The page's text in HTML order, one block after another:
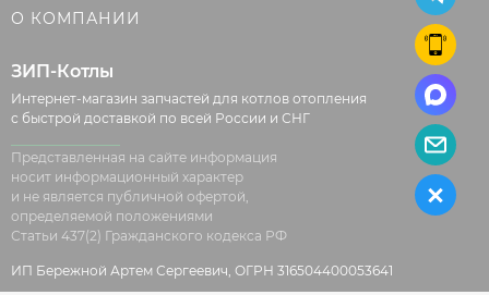
О КОМПАНИИ
ЗИП-Котлы
Интернет-магазин запчастей для котлов отопления
с быстрой доставкой по всей России и СНГ
Представленная на сайте информация
носит информационный характер
и не является публичной офертой,
определяемой положениями
Статьи 437(2) Гражданского кодекса РФ
ИП Бережной Артем Сергеевич, ОГРН 316504400053641